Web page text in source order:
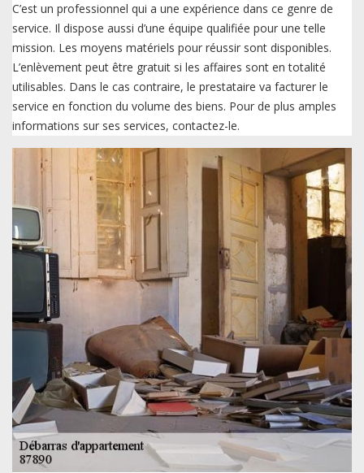
C’est un professionnel qui a une expérience dans ce genre de
service. Il dispose aussi d’une équipe qualifiée pour une telle
mission. Les moyens matériels pour réussir sont disponibles.
L’enlèvement peut être gratuit si les affaires sont en totalité
utilisables. Dans le cas contraire, le prestataire va facturer le
service en fonction du volume des biens. Pour de plus amples
informations sur ses services, contactez-le.